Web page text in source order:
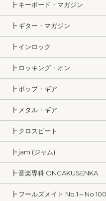
┣ キーボード・マガジン
┣ ギター・マガジン
┣ インロック
┣ ロッキング・オン
┣ ポップ・ギア
┣ メタル・ギア
┣ クロスビート
┣ jam (ジャム)
┣ 音楽専科 ONGAKUSENKA
┣ フールズメイト No.1～No.100